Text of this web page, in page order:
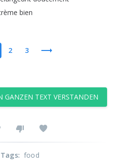
bien
2 3
GANZEN TEXT VERSTANDEN
Tags: food